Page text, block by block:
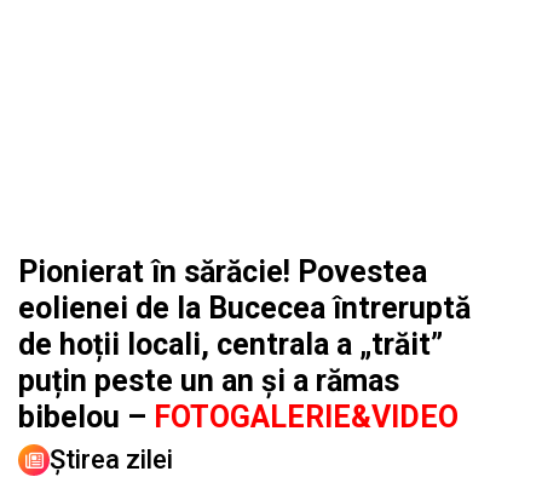
Pionierat în sărăcie! Povestea
eolienei de la Bucecea întreruptă
de hoții locali, centrala a „trăit”
puțin peste un an și a rămas
bibelou – FOTOGALERIE&VIDEO
Știrea zilei